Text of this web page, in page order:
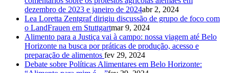
dezembro de 2023 e janeiro de 2024abr 2, 2024
Lea Loretta Zentgraf dirigiu discussão de grupo de foco com
o LandFrauen em Stuttgartmar 9, 2024
Alimento para a Justiça vai à campo: nossa viagem até Belo
Horizonte na busca por práticas de produção, acesso e
preparação de alimentos fev 29, 2024
Debate sobre Políticas Alimentares em Belo Horizonte: